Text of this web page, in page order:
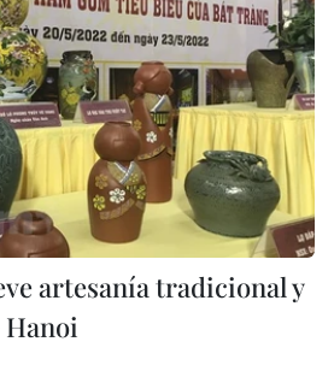
artesanía tradicional y